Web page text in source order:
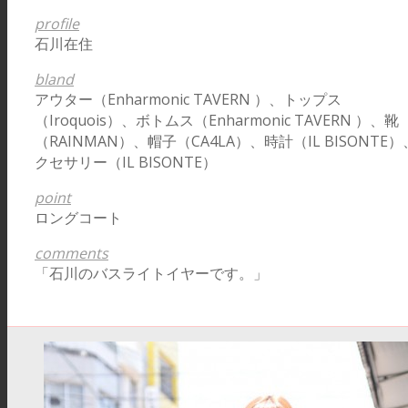
profile
石川在住
bland
アウター（Enharmonic TAVERN ）、トップス
（Iroquois）、ボトムス（Enharmonic TAVERN ）、靴
（RAINMAN）、帽子（CA4LA）、時計（IL BISONTE）
クセサリー（IL BISONTE）
point
ロングコート
comments
「石川のバスライトイヤーです。」